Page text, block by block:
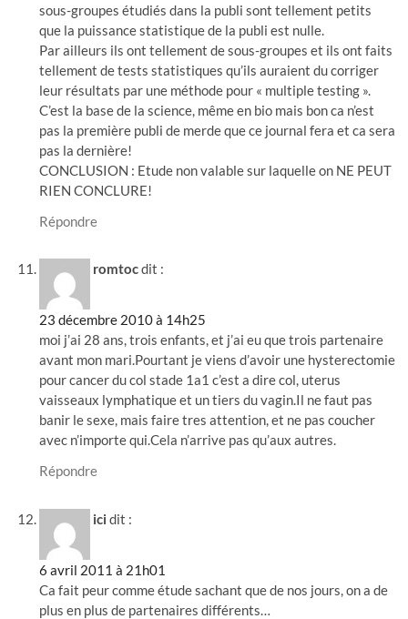
sous-groupes étudiés dans la publi sont tellement petits
que la puissance statistique de la publi est nulle.
Par ailleurs ils ont tellement de sous-groupes et ils ont faits
tellement de tests statistiques qu’ils auraient du corriger
leur résultats par une méthode pour « multiple testing ».
C’est la base de la science, même en bio mais bon ca n’est
pas la première publi de merde que ce journal fera et ca sera
pas la dernière!
CONCLUSION : Etude non valable sur laquelle on NE PEUT
RIEN CONCLURE!
Répondre
romtocdit :
23 décembre 2010 à 14h25
moi j’ai 28 ans, trois enfants, et j’ai eu que trois partenaire
avant mon mari.Pourtant je viens d’avoir une hysterectomie
pour cancer du col stade 1a1 c’est a dire col, uterus
vaisseaux lymphatique et un tiers du vagin.Il ne faut pas
banir le sexe, mais faire tres attention, et ne pas coucher
avec n’importe qui.Cela n’arrive pas qu’aux autres.
Répondre
ici dit :
6 avril 2011 à 21h01
Ca fait peur comme étude sachant que de nos jours, on a de
plus en plus de partenaires différents…